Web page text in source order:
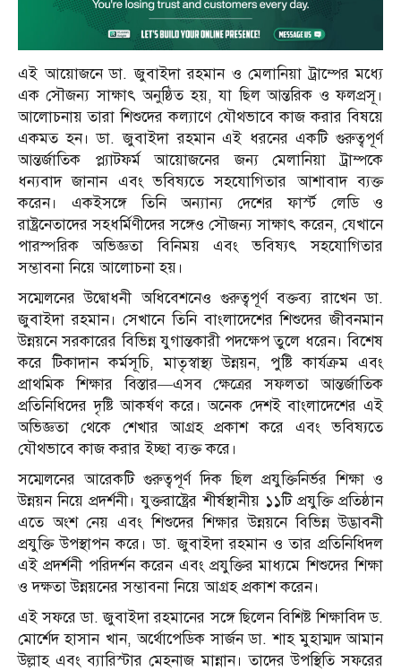
এই আয়োজনে ডা. জুবাইদা রহমান ও মেলানিয়া ট্রাম্পের মধ্যে
এক সৌজন্য সাক্ষাৎ অনুষ্ঠিত হয়, যা ছিল আন্তরিক ও ফলপ্রসূ।
আলোচনায় তারা শিশুদের কল্যাণে যৌথভাবে কাজ করার বিষয়ে
একমত হন। ডা. জুবাইদা রহমান এই ধরনের একটি গুরুত্বপূর্ণ
আন্তর্জাতিক প্ল্যাটফর্ম আয়োজনের জন্য মেলানিয়া ট্রাম্পকে
ধন্যবাদ জানান এবং ভবিষ্যতে সহযোগিতার আশাবাদ ব্যক্ত
করেন। একইসঙ্গে তিনি অন্যান্য দেশের ফার্স্ট লেডি ও
রাষ্ট্রনেতাদের সহধর্মিণীদের সঙ্গেও সৌজন্য সাক্ষাৎ করেন, যেখানে
পারস্পরিক অভিজ্ঞতা বিনিময় এবং ভবিষ্যৎ সহযোগিতার
সম্ভাবনা নিয়ে আলোচনা হয়।
সম্মেলনের উদ্বোধনী অধিবেশনেও গুরুত্বপূর্ণ বক্তব্য রাখেন ডা.
জুবাইদা রহমান। সেখানে তিনি বাংলাদেশের শিশুদের জীবনমান
উন্নয়নে সরকারের বিভিন্ন যুগান্তকারী পদক্ষেপ তুলে ধরেন। বিশেষ
করে টিকাদান কর্মসূচি, মাতৃস্বাস্থ্য উন্নয়ন, পুষ্টি কার্যক্রম এবং
প্রাথমিক শিক্ষার বিস্তার—এসব ক্ষেত্রের সফলতা আন্তর্জাতিক
প্রতিনিধিদের দৃষ্টি আকর্ষণ করে। অনেক দেশই বাংলাদেশের এই
অভিজ্ঞতা থেকে শেখার আগ্রহ প্রকাশ করে এবং ভবিষ্যতে
যৌথভাবে কাজ করার ইচ্ছা ব্যক্ত করে।
সম্মেলনের আরেকটি গুরুত্বপূর্ণ দিক ছিল প্রযুক্তিনির্ভর শিক্ষা ও
উন্নয়ন নিয়ে প্রদর্শনী। যুক্তরাষ্ট্রের শীর্ষস্থানীয় ১১টি প্রযুক্তি প্রতিষ্ঠান
এতে অংশ নেয় এবং শিশুদের শিক্ষার উন্নয়নে বিভিন্ন উদ্ভাবনী
প্রযুক্তি উপস্থাপন করে। ডা. জুবাইদা রহমান ও তার প্রতিনিধিদল
এই প্রদর্শনী পরিদর্শন করেন এবং প্রযুক্তির মাধ্যমে শিশুদের শিক্ষা
ও দক্ষতা উন্নয়নের সম্ভাবনা নিয়ে আগ্রহ প্রকাশ করেন।
এই সফরে ডা. জুবাইদা রহমানের সঙ্গে ছিলেন বিশিষ্ট শিক্ষাবিদ ড.
মোর্শেদ হাসান খান, অর্থোপেডিক সার্জন ডা. শাহ মুহাম্মদ আমান
উল্লাহ এবং ব্যারিস্টার মেহনাজ মান্নান। তাদের উপস্থিতি সফরের